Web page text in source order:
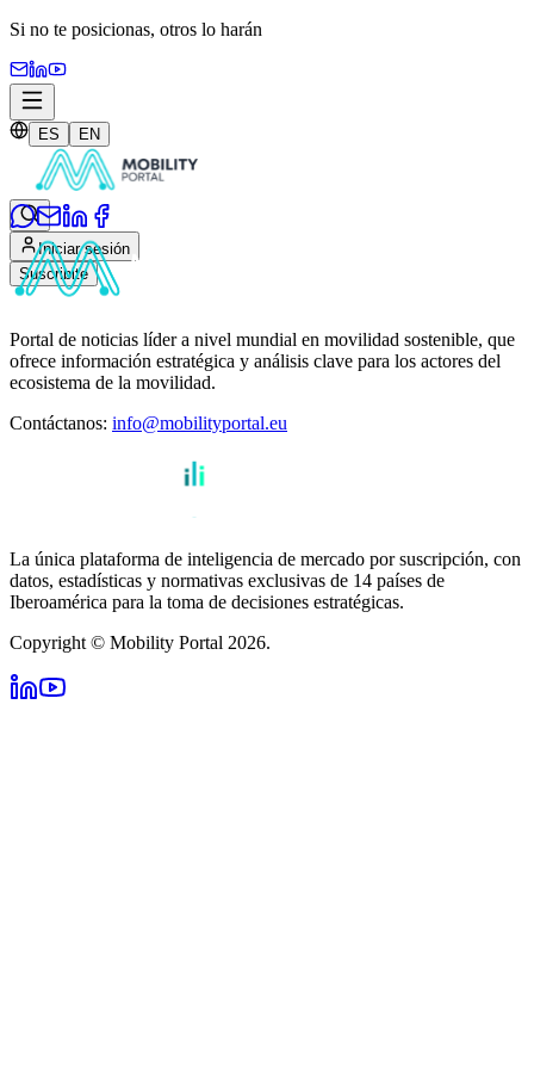
Si no te posicionas, otros lo harán
ES EN
Iniciar sesión
Suscribite
Portal de noticias líder a nivel mundial en movilidad sostenible, que
ofrece información estratégica y análisis clave para los actores del
ecosistema de la movilidad.
Contáctanos: info@mobilityportal.eu
La única plataforma de inteligencia de mercado por suscripción, con
datos, estadísticas y normativas exclusivas de 14 países de
Iberoamérica para la toma de decisiones estratégicas.
Copyright © Mobility Portal 2026.